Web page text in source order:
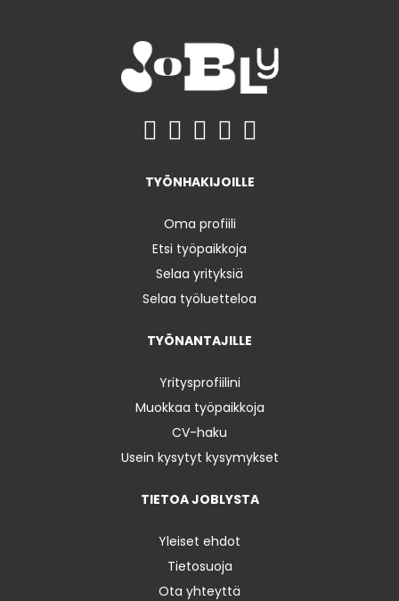
TYÖNHAKIJOILLE
Oma profiili
Etsi työpaikkoja
Selaa yrityksiä
Selaa työluetteloa
TYÖNANTAJILLE
Yritysprofiilini
Muokkaa työpaikkoja
CV-haku
Usein kysytyt kysymykset
TIETOA JOBLYSTA
Yleiset ehdot
Tietosuoja
Ota yhteyttä